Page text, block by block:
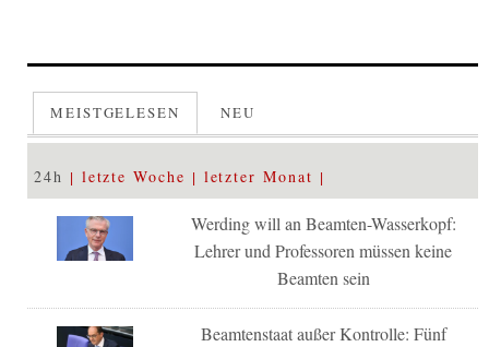
MEISTGELESEN NEU
24h letzte Woche letzter Monat
Werding will an Beamten-Wasserkopf:
Lehrer und Professoren müssen keine
Beamten sein
Beamtenstaat außer Kontrolle: Fünf